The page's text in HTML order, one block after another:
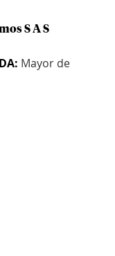
S A S
Mayor de